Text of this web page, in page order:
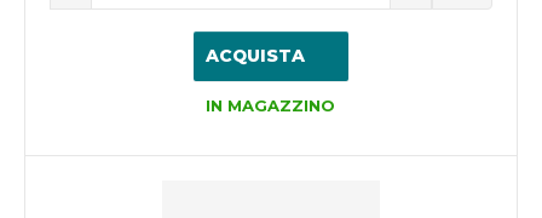
ACQUISTA
IN MAGAZZINO